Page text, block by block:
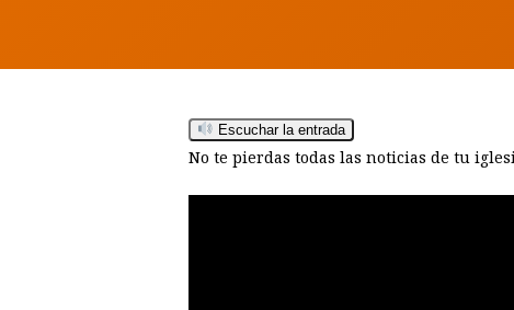
Escuchar la entrada
No te pierdas todas las noticias de tu